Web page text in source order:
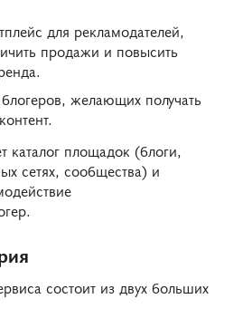
для рекламодателей,
продажи и повысить
желающих получать
каталог площадок (блоги,
сетях, сообщества) и
состоит из двух больших